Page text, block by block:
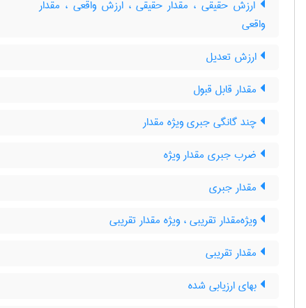
ارزش حقیقی ، مقدار حقیقی ، ارزش واقعی ، مقدار
واقعی
ارزش تعدیل
مقدار قابل قبول
چند گانگی جبری ویژه مقدار
ضرب جبری مقدار ویژه
مقدار جبری
ویژه‌مقدار تقریبی ، ویژه مقدار تقریبی
مقدار تقریبی
بهای ارزیابی شده